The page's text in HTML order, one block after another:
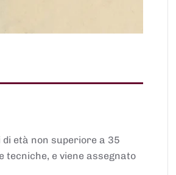
di età non superiore a 35
tecniche, e viene assegnato